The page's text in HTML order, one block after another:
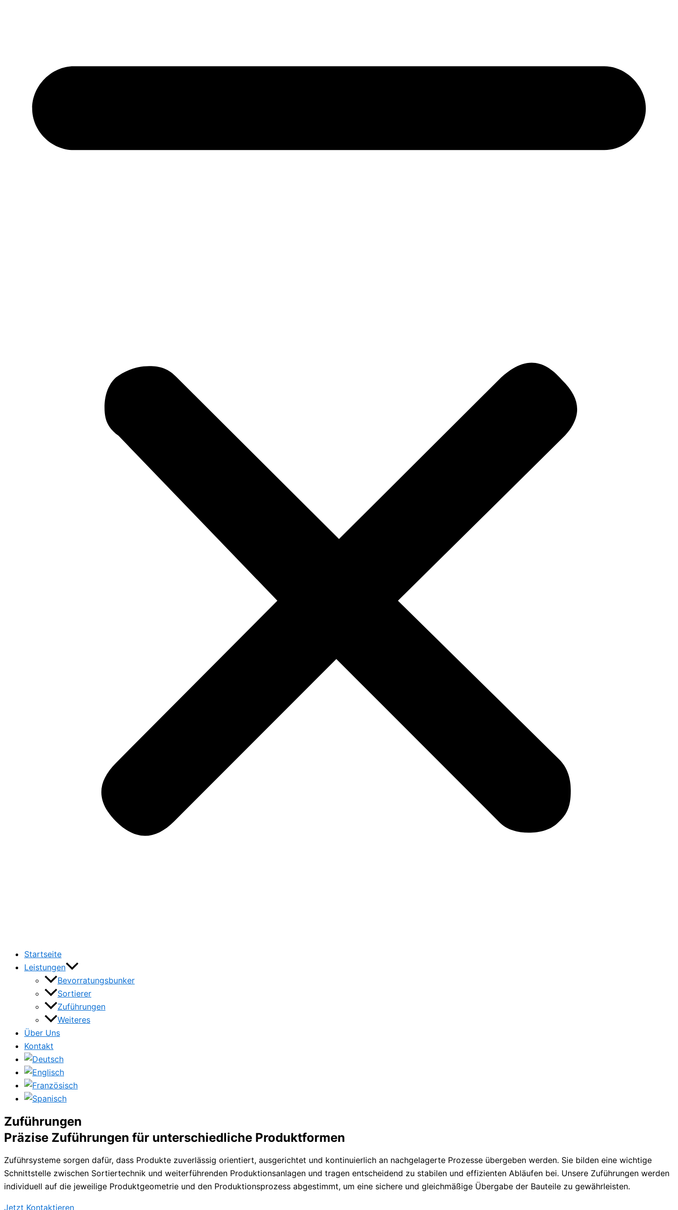
Startseite
Leistungen
Bevorratungsbunker
Sortierer
Zuführungen
Weiteres
Über Uns
Kontakt
Zuführungen
Präzise Zuführungen für unterschiedliche Produktformen
Zuführsysteme sorgen dafür, dass Produkte zuverlässig orientiert, ausgerichtet und kontinuierlich an nachgelagerte Prozesse übergeben werden. Sie bilden eine wichtige
Schnittstelle zwischen Sortiertechnik und weiterführenden Produktionsanlagen und tragen entscheidend zu stabilen und effizienten Abläufen bei. Unsere Zuführungen werden
individuell auf die jeweilige Produktgeometrie und den Produktionsprozess abgestimmt, um eine sichere und gleichmäßige Übergabe der Bauteile zu gewährleisten.
Jetzt Kontaktieren